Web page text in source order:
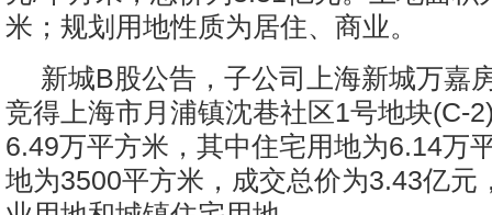
米；规划用地性质为居住、商业。
新城B股公告，子公司上海新城万嘉
竞得上海市月浦镇沈巷社区1号地块(C-
6.49万平方米，其中住宅用地为6.14万
地为3500平方米，成交总价为3.43亿元